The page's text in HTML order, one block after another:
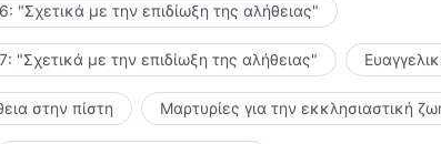
"Σχετικά με την επιδίωξη της αλήθειας"
"Σχετικά με την επιδίωξη της αλήθειας"
στην πίστη Μαρτυρίες για την εκκλησιαστική